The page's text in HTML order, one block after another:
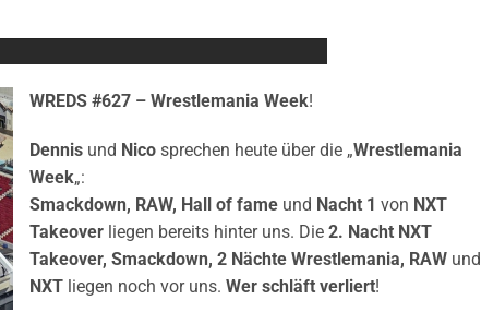
WREDS #627 – Wrestlemania Week!
Dennis und Nicosprechen heute über die „Wrestlemania
Week„:
Smackdown, RAW, Hall of fame und Nacht 1von NXT
Takeover liegen bereits hinter uns. Die2. Nacht NXT
Takeover, Smackdown, 2 Nächte Wrestlemania, RAW und
NXT liegen noch vor uns.Wer schläft verliert!